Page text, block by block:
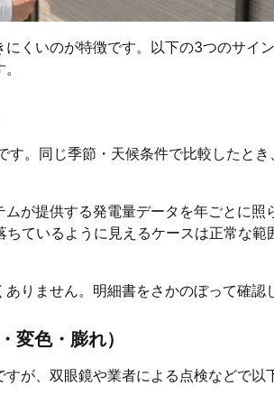
くいのが特徴です。以下の3つのサイ
す。同じ季節・天候条件で比較したと
が提供する発電量データを年ごとに照
ているように見えるケースは正常な範
りません。明細書をさかのぼって確認
変色・膨れ）
が、双眼鏡や業者による点検などで以